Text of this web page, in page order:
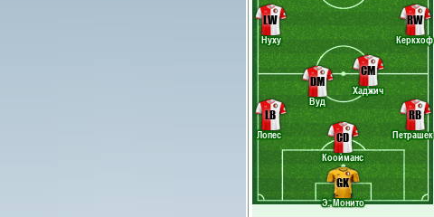
Э. Монито
Лопес
Коойманс
Петрашек
Нуху
Вуд
Хаджич
Керкхоф
GK
LB
CD
RB
LW
DM
CM
RW